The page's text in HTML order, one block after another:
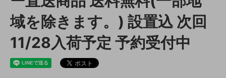
域を除きます。) 設置込 次回
11/28入荷予定 予約受付中